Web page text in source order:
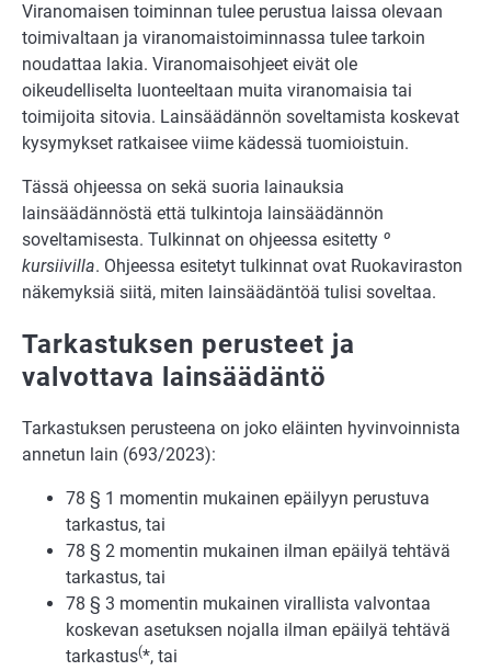
Viranomaisen toiminnan tulee perustua laissa olevaan
toimivaltaan ja viranomais­toiminnassa tulee tarkoin
noudattaa lakia. Viranomaisohjeet eivät ole
oikeudelliselta luonteeltaan muita viranomaisia tai
toimijoita sitovia. Lainsäädännön soveltamista koskevat
kysymykset ratkaisee viime kädessä tuomioistuin.
Tässä ohjeessa on sekä suoria lainauksia
lainsäädännöstä että tulkintoja lainsäädän­nön
soveltamisesta. Tulkinnat on ohjeessa esitetty º
kursiivilla. Ohjeessa esitetyt tul­kinnat ovat Ruokaviraston
näkemyksiä siitä, miten lainsäädäntöä tulisi soveltaa.
Tarkastuksen perusteet ja
valvottava lainsäädäntö
Tarkastuksen perusteena on joko eläinten hyvinvoinnista
annetun lain (693/2023):
78 § 1 momentin mukainen epäilyyn perustuva
tarkastus, tai
78 § 2 momentin mukainen ilman epäilyä tehtävä
tarkastus, tai
78 § 3 momentin mukainen virallista valvontaa
koskevan asetuksen nojalla ilman epäilyä tehtävä
tarkastus(*, tai